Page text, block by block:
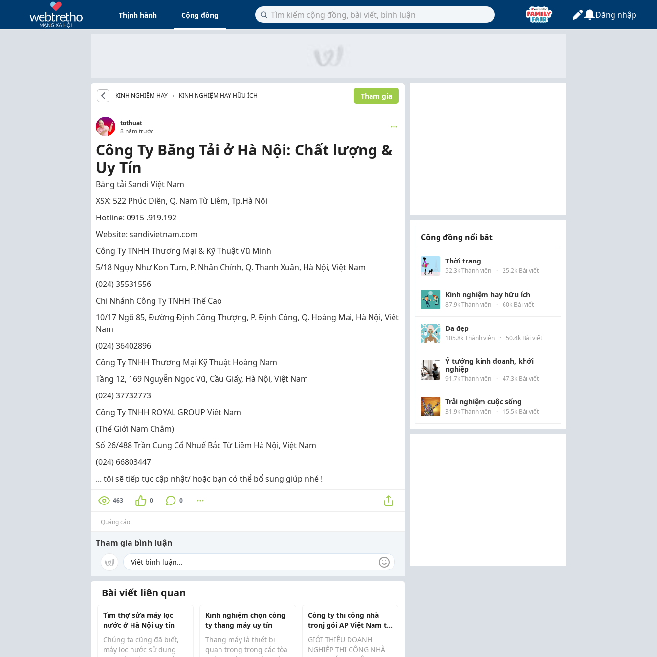
Thịnh hành Cộng đồng Đăng nhập
KINH NGHIỆM HAY KINH NGHIỆM HAY HỮU ÍCH Tham gia
tothuat
8 năm trước
Công Ty Băng Tải ở Hà Nội: Chất lượng &
Uy Tín
Băng tải Sandi Việt Nam
XSX: 522 Phúc Diễn, Q. Nam Từ Liêm, Tp.Hà Nội
Hotline: 0915 .919.192
Website: sandivietnam.com
Công Ty TNHH Thương Mại & Kỹ Thuật Vũ Minh
5/18 Ngụy Như Kon Tum, P. Nhân Chính, Q. Thanh Xuân, Hà Nội, Việt Nam
(024) 35531556
Chi Nhánh Công Ty TNHH Thế Cao
10/17 Ngõ 85, Đường Định Công Thượng, P. Định Công, Q. Hoàng Mai, Hà Nội, Việt
Nam
(024) 36402896
Công Ty TNHH Thương Mại Kỹ Thuật Hoàng Nam
Tầng 12, 169 Nguyễn Ngọc Vũ, Cầu Giấy, Hà Nội, Việt Nam
(024) 37732773
Công Ty TNHH ROYAL GROUP Việt Nam
(Thế Giới Nam Châm)
Số 26/488 Trần Cung Cổ Nhuế Bắc Từ Liêm Hà Nội, Việt Nam
(024) 66803447
... tôi sẽ tiếp tục cập nhật/ hoặc bạn có thể bổ sung giúp nhé !
463 0 0
Quảng cáo
Tham gia bình luận
Bài viết liên quan
Tìm thợ sửa máy lọc
nước ở Hà Nội uy tín
Chúng ta cũng đã biết,
máy lọc nước sử dụng
Kinh nghiệm chọn công
ty thang máy uy tín
Thang máy là thiết bị
quan trọng trong các tòa
Công ty thi công nhà
tronj gói AP Việt Nam tại
Hà Nội
GIỚI THIỆU DOANH
NGHIỆP THI CÔNG NHÀ
Cộng đồng nổi bật
Thời trang
52.3k Thành viên · 25.2k Bài viết
Kinh nghiệm hay hữu ích
87.9k Thành viên · 60k Bài viết
Da đẹp
105.8k Thành viên · 50.4k Bài viết
Ý tưởng kinh doanh, khởi
nghiệp
91.7k Thành viên · 47.3k Bài viết
Trải nghiệm cuộc sống
31.9k Thành viên · 15.5k Bài viết